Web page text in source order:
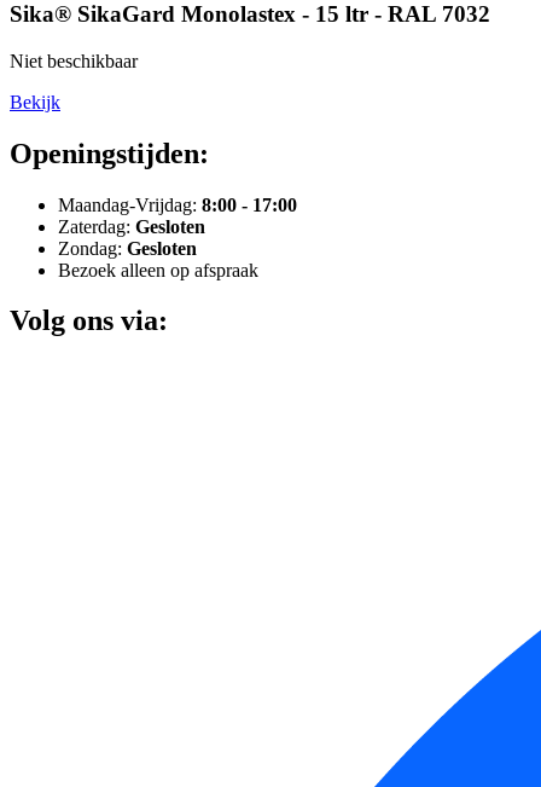
Sika® SikaGard Monolastex - 15 ltr - RAL 7032
Niet beschikbaar
Bekijk
Openingstijden:
Maandag-Vrijdag: 8:00 - 17:00
Zaterdag: Gesloten
Zondag: Gesloten
Bezoek alleen op afspraak
Volg ons via: